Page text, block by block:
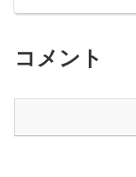
コメント